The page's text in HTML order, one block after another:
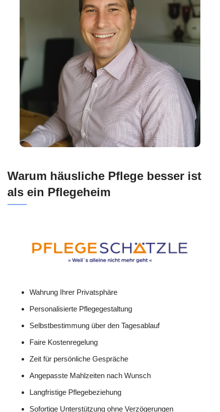
Warum häusliche Pflege besser ist
als ein Pflegeheim
Wahrung Ihrer Privatsphäre
Personalisierte Pflegegestaltung
Selbstbestimmung über den Tagesablauf
Faire Kostenregelung
Zeit für persönliche Gespräche
Angepasste Mahlzeiten nach Wunsch
Langfristige Pflegebeziehung
Sofortige Unterstützung ohne Verzögerungen